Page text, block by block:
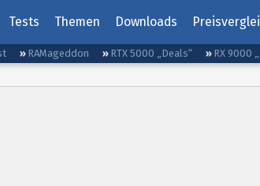
Tests Themen Downloads
RAMageddon RTX 5000 „Deals“ RX 9000